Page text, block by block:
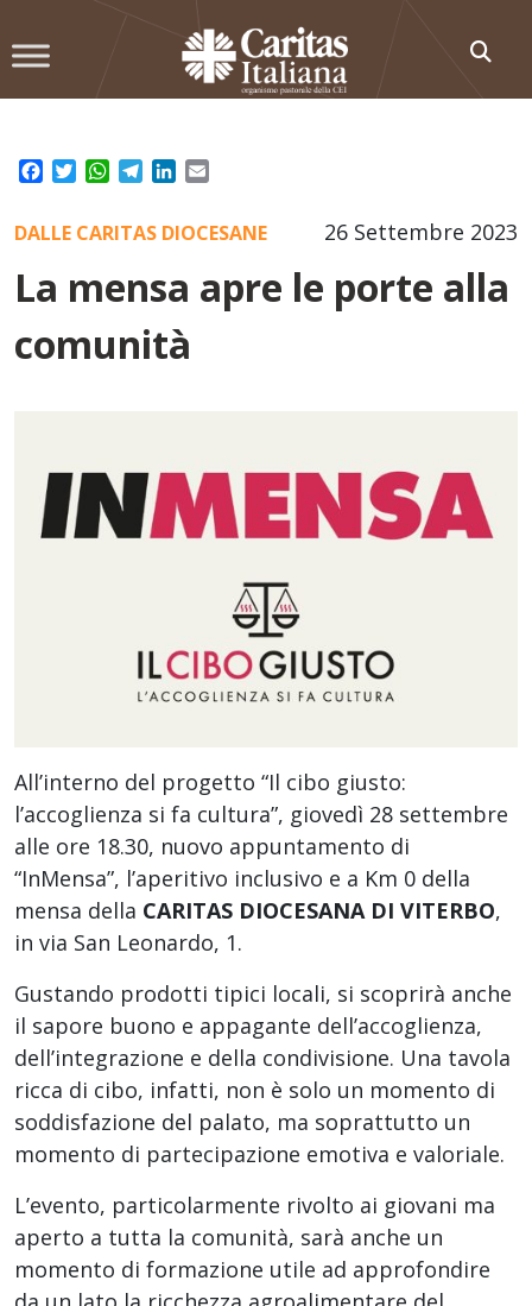
to
Facebook
TwitterWhatsApp
TelegramLinkedIn
26 Settembre 2023
DALLE CARITAS DIOCESANE
La mensa apre le porte alla
comunità
All’interno del progetto “Il cibo giusto:
l’accoglienza si fa cultura”, giovedì 28 settembre
alle ore 18.30, nuovo appuntamento di
“InMensa”, l’aperitivo inclusivo e a Km 0 della
mensa della CARITAS DIOCESANA DI VITERBO,
in via San Leonardo, 1.
Gustando prodotti tipici locali, si scoprirà anche
il sapore buono e appagante dell’accoglienza,
dell’integrazione e della condivisione. Una tavola
ricca di cibo, infatti, non è solo un momento di
soddisfazione del palato, ma soprattutto un
momento di partecipazione emotiva e valoriale.
L’evento, particolarmente rivolto ai giovani ma
aperto a tutta la comunità, sarà anche un
momento di formazione utile ad approfondire